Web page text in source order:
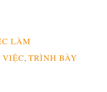
LÀM
, TRÌNH BÀY